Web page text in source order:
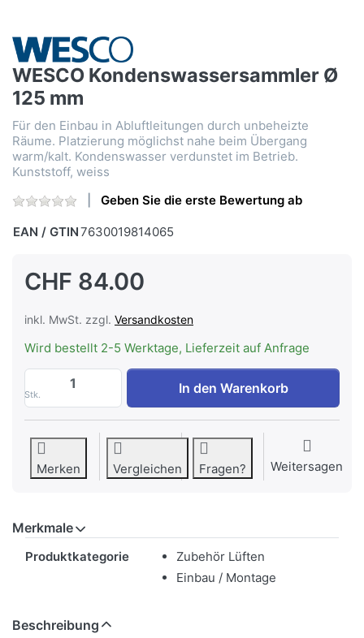
WESCO Kondenswassersammler Ø
125 mm
Für den Einbau in Abluftleitungen durch unbeheizte
Räume. Platzierung möglichst nahe beim Übergang
warm/kalt. Kondenswasser verdunstet im Betrieb.
Kunststoff, weiss
Geben Sie die erste Bewertung ab
EAN / GTIN7630019814065
CHF 84.00
inkl. MwSt. zzgl. Versandkosten
Wird bestellt 2-5 Werktage, Lieferzeit auf Anfrage
Stk.
WESCO Kondenswassersammler Ø 125
In den Warenkorb
Merken Vergleichen Fragen? Weitersagen
Merkmale
Produktkategorie
Zubehör Lüften
Einbau / Montage
Beschreibung